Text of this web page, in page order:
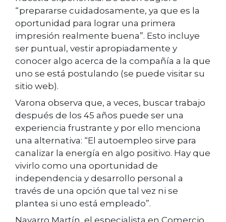
“prepararse cuidadosamente, ya que es la
oportunidad para lograr una primera
impresión realmente buena”. Esto incluye
ser puntual, vestir apropiadamente y
conocer algo acerca de la compañía a la que
uno se está postulando (se puede visitar su
sitio web).
Varona observa que, a veces, buscar trabajo
después de los 45 años puede ser una
experiencia frustrante y por ello menciona
una alternativa: “El autoempleo sirve para
canalizar la energía en algo positivo. Hay que
vivirlo como una oportunidad de
independencia y desarrollo personal a
través de una opción que tal vez ni se
plantea si uno está empleado”.
Navarro Martín, el especialista en Comercio